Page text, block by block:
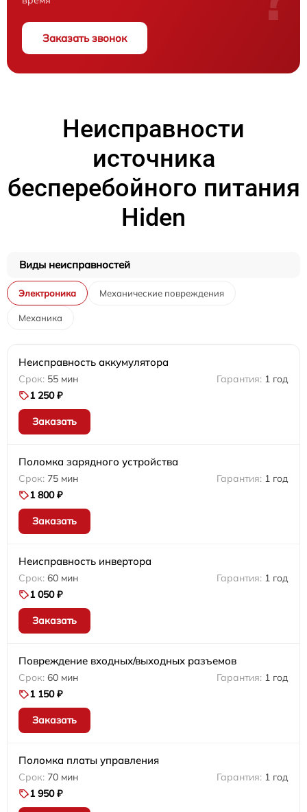
Заказать звонок
Неисправности
источника
бесперебойного питания
Hiden
Виды неисправностей
Электроника Механические повреждения
Механика
Неисправность аккумулятора
55 мин
1 год
1 250 ₽
Заказать
Поломка зарядного устройства
75 мин
1 год
1 800 ₽
Заказать
Неисправность инвертора
60 мин
1 год
1 050 ₽
Заказать
Повреждение входных/выходных разъемов
60 мин
1 год
1 150 ₽
Заказать
Поломка платы управления
70 мин
1 год
1 950 ₽